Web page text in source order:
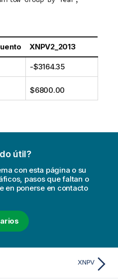
XNPV2_2013
-$3164.35
$6800.00
útil?
con esta página o su
pasos que faltan o
en ponerse en contacto
XNPV